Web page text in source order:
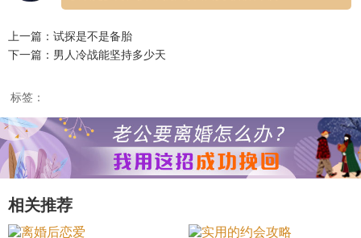
上一篇：试探是不是备胎
下一篇：男人冷战能坚持多少天
标签：
相关推荐